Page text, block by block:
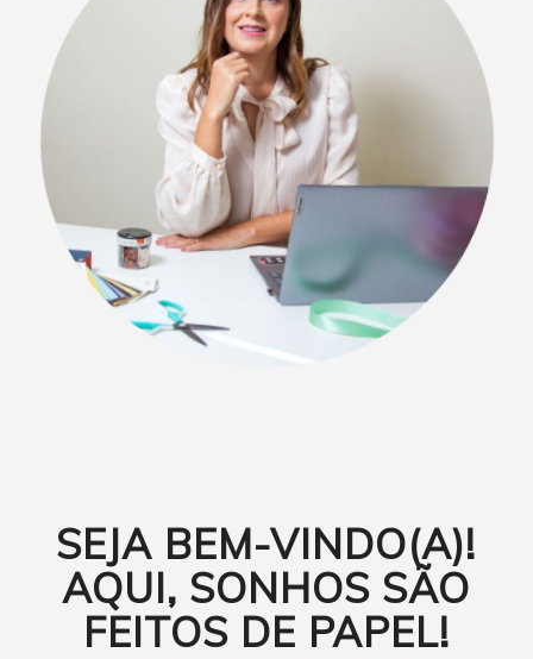
SEJA BEM-VINDO(A)!
AQUI, SONHOS SÃO
FEITOS DE PAPEL!